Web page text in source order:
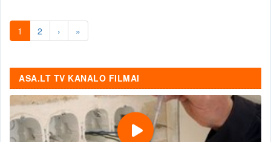
1 2 › »
ASA.LT TV KANALO FILMAI